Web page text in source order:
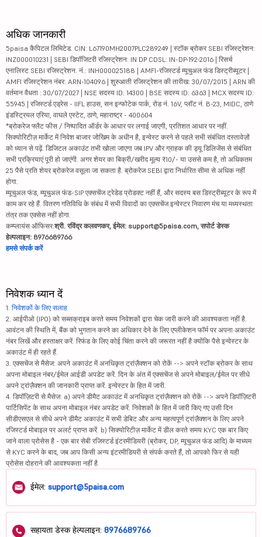
अधिक जानकारी
5paisa कैपिटल लिमिटेड. CIN: L67190MH2007PLC289249 | स्टॉक ब्रोकर SEBI रजिस्ट्रेशन:
INZ000010231 | SEBI डिपॉजिटरी रजिस्ट्रेशन: IN DP CDSL: IN-DP-192-2016 | रिसर्च
एनालिस्ट SEBI रजिस्ट्रेशन. नं.: INH000025188 | AMFI-रजिस्टर्ड म्यूचुअल फंड डिस्ट्रीब्यूटर |
AMFI रजिस्ट्रेशन नंबर: ARN-104096 | शुरुआती रजिस्ट्रेशन की तारीख: 30/07/2015 | ARN की
वर्तमान वैधता : 30/07/2027 | NSE सदस्य ID: 14300 | BSE सदस्य ID: 6363 | MCX सदस्य ID:
55945 | रजिस्टर्ड एड्रेस - IIFL हाउस, सन इन्फोटेक पार्क, रोड नं. 16V, प्लॉट नं. B-23, MIDC, ठाणे
इंडस्ट्रियल एरिया, वाघले एस्टेट, ठाणे, महाराष्ट्र - 400604
*ब्रोकरेज फ्लैट फीस / निष्पादित ऑर्डर के आधार पर लगाई जाएगी, प्रतिशत आधार पर नहीं.
सिक्योरिटीज़ मार्केट में निवेश बाजार जोखिम के अधीन है, इन्वेस्ट करने से पहले सभी संबंधित दस्तावेज़ों
को ध्यान से पढ़ें. डिजिटल अकाउंट तभी खोला जाएगा जब IPV और ग्राहक की ड्यू डिलिजेंस से संबंधित
सभी प्रक्रियाएं पूरी हो जाएंगी. अगर शेयर का बिक्री/खरीद मूल्य ₹10/- या उससे कम है, तो अधिकतम
25 पैसे प्रति शेयर ब्रोकरेज वसूला जा सकता है. ब्रोकरेज SEBI द्वारा निर्धारित सीमा से अधिक नहीं
होगा.
म्यूचुअल फंड, म्यूचुअल फंड-SIP एक्सचेंज ट्रेडेड प्रोडक्ट नहीं हैं, और सदस्य बस डिस्ट्रीब्यूटर के रूप में
काम कर रहे हैं. वितरण गतिविधि के संबंध में सभी विवादों का एक्सचेंज इन्वेस्टर निवारण मंच या मध्यस्थता
तंत्र तक एक्सेस नहीं होगा.
कम्प्लायंस ऑफिसर:श्री. रविंद्र कलवणकर, ईमेल: support@5paisa.com, सपोर्ट डेस्क
हेल्पलाइन: 8976689766
हमसे संपर्क करें
निवेशक ध्यान दें
1. निवेशकों के लिए सलाह
2. आईपीओ (IPO) को सब्सक्राइब करते समय निवेशकों द्वारा चेक जारी करने की आवश्यकता नहीं है.
आवंटन की स्थिति में, बैंक को भुगतान करने का अधिकार देने के लिए एप्लीकेशन फॉर्म पर अपना अकाउंट
नंबर लिखें और हस्ताक्षर करें. रिफंड के लिए कोई चिंता करने की जरूरत नहीं है क्योंकि पैसे इन्वेस्टर के
अकाउंट में ही रहते हैं.
3. एक्सचेंज से मैसेज: अपने अकाउंट में अनधिकृत ट्रांज़ैक्शन को रोकें --> अपने स्टॉक ब्रोकर के साथ
अपना मोबाइल नंबर/ईमेल आईडी अपडेट करें. दिन के अंत में एक्सचेंज से अपने मोबाइल/ईमेल पर सीधे
अपने ट्रांज़ैक्शन की जानकारी प्राप्त करें. इन्वेस्टर के हित में जारी.
4. डिपॉज़िटरी से मैसेज: a) अपने डीमैट अकाउंट में अनधिकृत ट्रांज़ैक्शन को रोकें --> अपने डिपॉज़िटरी
पार्टिसिपेंट के साथ अपना मोबाइल नंबर अपडेट करें. निवेशकों के हित में जारी किए गए उसी दिन
सीडीएसएल से सीधे अपने डीमैट अकाउंट में सभी डेबिट और अन्य महत्वपूर्ण ट्रांज़ैक्शन के लिए अपने
रजिस्टर्ड मोबाइल पर अलर्ट प्राप्त करें. b) सिक्योरिटीज़ मार्केट में डील करते समय KYC एक बार किए
जाने वाला प्रोसेस है - एक बार सेबी रजिस्टर्ड इंटरमीडियरी (ब्रोकर, DP, म्यूचुअल फंड आदि) के माध्यम
से KYC करने के बाद, जब आप किसी अन्य इंटरमीडियरी से संपर्क करते हैं, तो आपको फिर से यही
प्रोसेस दोहराने की आवश्यकता नहीं है.
ईमेल: support@5paisa.com
सहायता डेस्क हेल्पलाइन: 8976689766